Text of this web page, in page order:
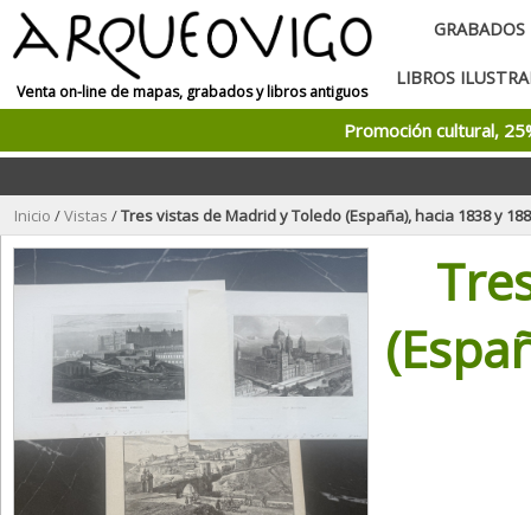
Venta on-line de mapas, grabados y libros antiguos
GRABADOS
LIBROS
Promoción cultural,
Inicio /Vistas /Tres vistas de Madrid y Toledo (España), hacia 1838 y